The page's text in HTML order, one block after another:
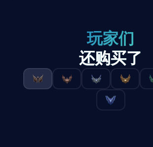
玩家们
还购买了